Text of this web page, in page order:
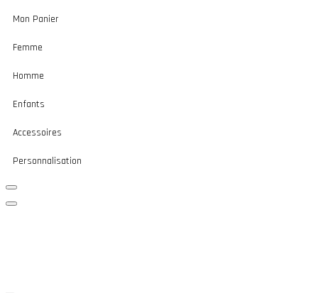
Mon Panier
Femme
Homme
Enfants
Accessoires
Personnalisation